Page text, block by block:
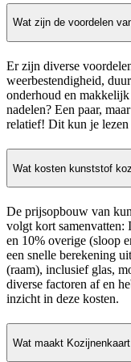
Wat zijn de voordelen
Er zijn diverse
weerbestendigheid,
onderhoud en
nadelen? Een paar,
relatief! Dit kun je
Wat kosten kunststof
De prijsopbouw van
volgt kort samenvatten:
en 10% overige (sloop
een snelle berekening
(raam), inclusief glas,
diverse factoren af en
inzicht in deze kosten.
Wat maakt